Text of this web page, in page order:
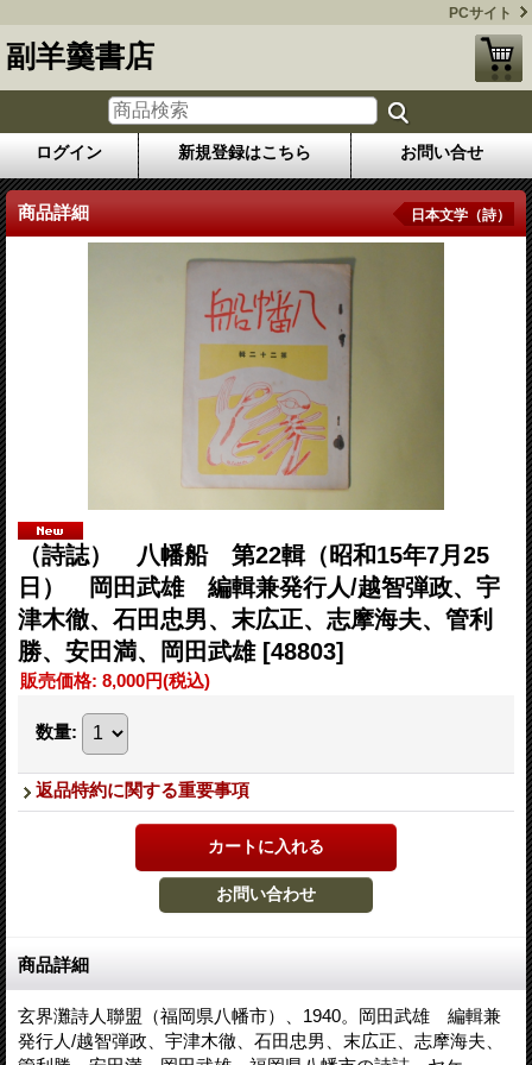
PCサイト
副羊羹書店
ログイン 新規登録はこちら お問い合せ
商品詳細 日本文学（詩）
（詩誌） 八幡船 第22輯（昭和15年7月25
日） 岡田武雄 編輯兼発行人/越智弾政、宇
津木徹、石田忠男、末広正、志摩海夫、管利
勝、安田満、岡田武雄 [48803]
販売価格: 8,000円(税込)
数量:
返品特約に関する重要事項
商品詳細
玄界灘詩人聯盟（福岡県八幡市）、1940。岡田武雄 編輯兼
発行人/越智弾政、宇津木徹、石田忠男、末広正、志摩海夫、